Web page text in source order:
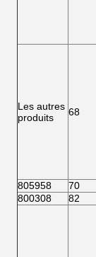
Les autres
produits
68
805958 70
800308
82